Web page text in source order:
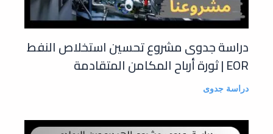
دراسة جدوى مشروع تحسين استخلاص النفط
EOR | ثورة أرباح المكامن المتقادمة
دراسة جدوى